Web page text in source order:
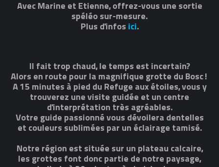
Avec Marine et Etienne, offrez-vous une sortie
spéléo sur-mesure.
Plus d'infos ici.
Il fait trop chaud, le temps est incertain?
Alors en route pour la magnifique grotte du Bosc!
A 15 minutes à pied du Refuge aux étoiles, vous y
trouverez une visite guidée et un centre
d'interprétation très agréables.
Votre guide passionné vous dévoilera dentelles
et couleurs sublimées par un éclairage tamisé.
Notre région est située sur un plateau calcaire,
les grottes font donc partie de notre paysage,